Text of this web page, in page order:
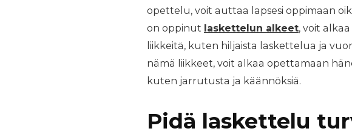
opettelu, voit auttaa lapsesi oppimaan
on oppinut laskettelun alkeet, voit
liikkeitä, kuten hiljaista laskettelua ja
nämä liikkeet, voit alkaa opettamaan
kuten jarrutusta ja käännöksiä.
Pidä laskettelu